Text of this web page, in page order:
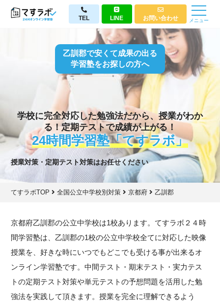
TEL LINE お問い合わせ メニュー
乙訓郡で安くて成果の出る
学習塾をお探しの方へ
学校に完全対応した勉強法だから、授業がわか
る！定期テストで成績が上がる！
24時間学習塾「てすラボ」
授業対策・定期テスト対策はお任せください
てすラボTOP 全国公立中学校別対策 京都府 乙訓郡
京都府乙訓郡の公立中学校は1校あります。てすラボ２４時
間学習塾は、乙訓郡の1校の公立中学校全てに対応した映像
授業を、好きな時にいつでもどこでも受ける事が出来るオ
ンライン学習塾です。中間テスト・期末テスト・実力テス
トの定期テスト対策や単元テストの予想問題を活用した勉
強法を実践して頂きます。授業を完全に理解できるよう